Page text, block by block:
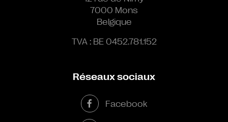
7000 Mons
Belgique
TVA : BE 0452.781.152
Réseaux sociaux
Facebook